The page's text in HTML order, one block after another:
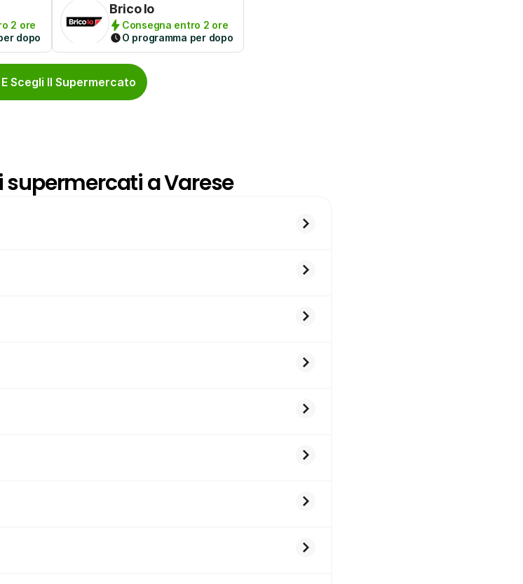
2 ore
dopo
Brico Io
Consegna entro 2 ore
O programma per dopo
Scegli Il Supermercato
supermercati a Varese